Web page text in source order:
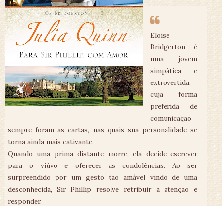
Eloise
Bridgerton é
uma jovem
simpática e
extrovertida,
cuja forma
preferida de
comunicação
sempre foram as cartas, nas quais sua personalidade se
torna ainda mais cativante.
Quando uma prima distante morre, ela decide escrever
para o viúvo e oferecer as condolências. Ao ser
surpreendido por um gesto tão amável vindo de uma
desconhecida, Sir Phillip resolve retribuir a atenção e
responder.